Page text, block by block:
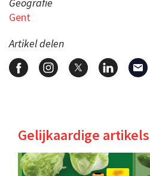
Gent
Artikel delen
Gelijkaardige artikels